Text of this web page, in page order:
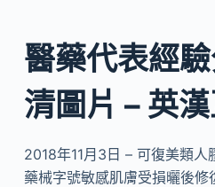
醫藥代表經
清圖片 – 英
2018年11月3日 – 可復美類
藥械字號敏感肌膚受損曬後